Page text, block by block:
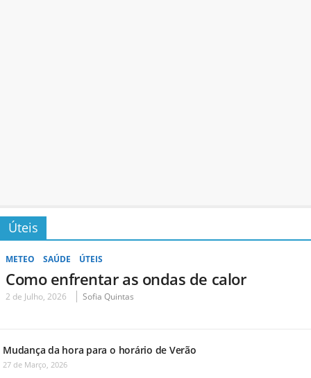
Úteis
METEO SAÚDE ÚTEIS
Como enfrentar as ondas de calor
2 de Julho, 2026 Sofia Quintas
Mudança da hora para o horário de Verão
27 de Março, 2026